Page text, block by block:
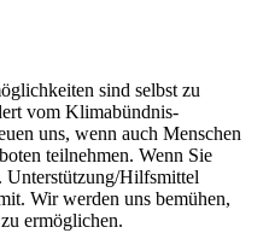
sind selbst zu
vom Klimabündnis-
uns, wenn auch Menschen
teilnehmen. Wenn Sie
Unterstützung/Hilfsmittel
Wir werden uns bemühen,
ermöglichen.